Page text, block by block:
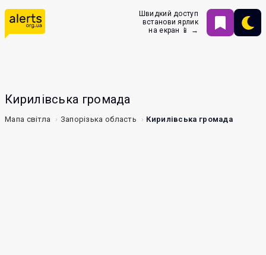
Швидкий доступ
встанови ярлик
на екран 📱 →
Кирилівська громада
Мапа світла Запорізька область Кирилівська громада